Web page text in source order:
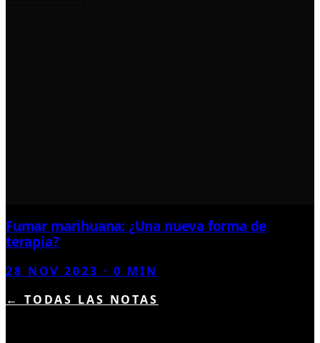
Fumar marihuana: ¿Una nueva forma de
terapia?
28 NOV 2023 ·0 MIN
← TODAS LAS NOTAS